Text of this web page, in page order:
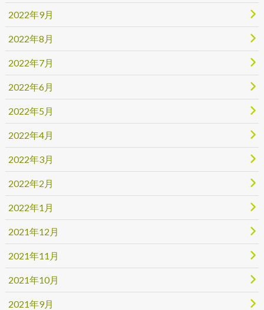
2022年9月
2022年8月
2022年7月
2022年6月
2022年5月
2022年4月
2022年3月
2022年2月
2022年1月
2021年12月
2021年11月
2021年10月
2021年9月